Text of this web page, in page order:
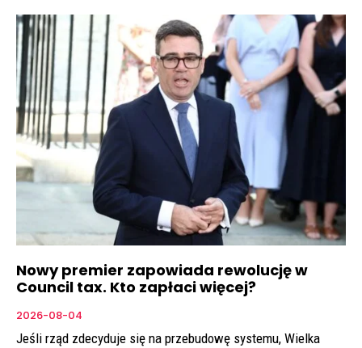
Nowy premier zapowiada rewolucję w
Council tax. Kto zapłaci więcej?
2026-08-04
Jeśli rząd zdecyduje się na przebudowę systemu, Wielka